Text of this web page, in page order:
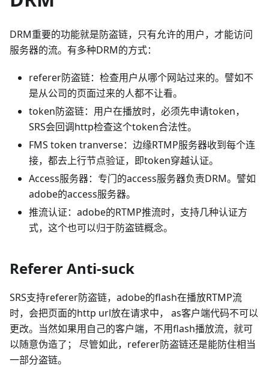
DRM重要的功能就是防盗链，只有允许的用户，才能访问
服务器的流。有多种DRM的方式：
referer防盗链：检查用户从哪个网站过来的。譬如不
是从公司的页面过来的人都不让看。
token防盗链：用户在播放时，必须先申请token，
SRS会回调http检查这个token合法性。
FMS token tranverse：边缘RTMP服务器收到每个连
接，都去上行节点验证，即token穿越认证。
Access服务器：专门的access服务器负责DRM。譬如
adobe的access服务器。
推流认证：adobe的RTMP推流时，支持几种认证方
式，这个也可以归于防盗链概念。
Referer Anti-suck
SRS支持referer防盗链，adobe的flash在播放RTMP流
时，会把页面的http url放在请求中， as客户端代码不可以
更改。当然如果用自己的客户端，不用flash播放流，就可
以随意伪造了； 尽管如此，referer防盗链还是能防住相当
一部分盗链。